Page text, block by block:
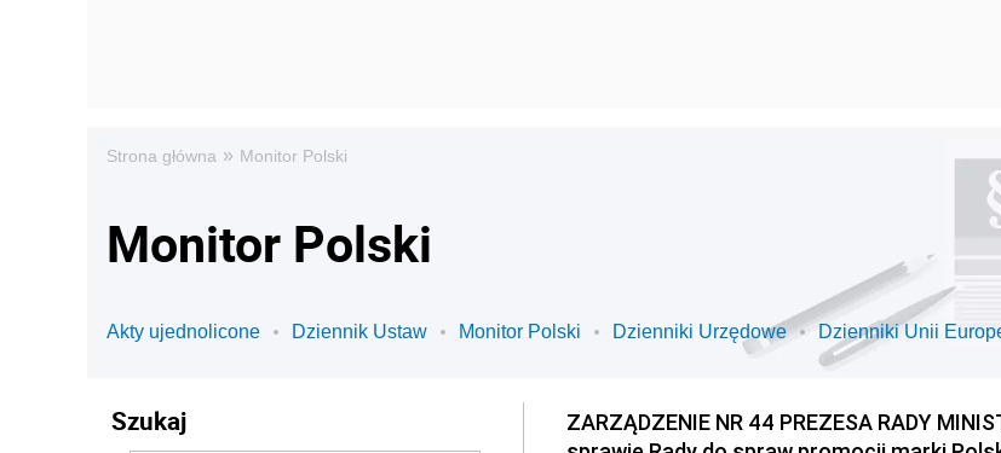
Strona główna » Monitor Polski
Monitor Polski
Akty ujednolicone Dziennik Ustaw Monitor Polski Dzienniki Urzędowe Dzienniki Unii
Szukaj
ZARZĄDZENIE NR 44 PREZESA RADY